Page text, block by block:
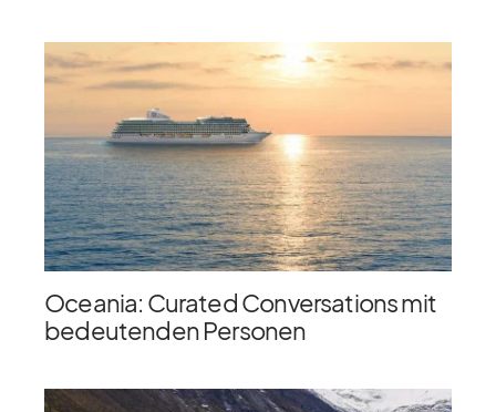
Oceania: Curated Conversations mit
bedeutenden Personen